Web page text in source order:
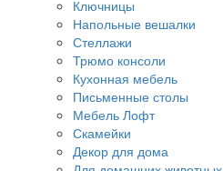
Ключницы
Напольные вешалки
Стеллажи
Трюмо консоли
Кухонная мебель
Письменные столы
Мебель Лофт
Скамейки
Декор для дома